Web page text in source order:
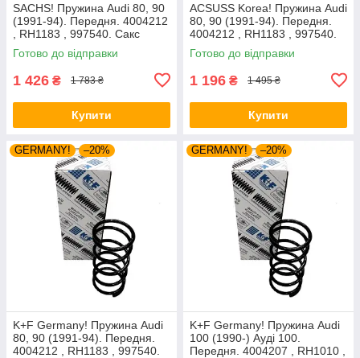
SACHS! Пружина Audi 80, 90
(1991-94). Передня. 4004212
, RH1183 , 997540. Сакс
Готово до відправки
1 426 ₴ 1 783 ₴
Купити
ACSUSS Korea! Пружина Audi
80, 90 (1991-94). Передня.
4004212 , RH1183 , 997540.
Аксусс Корея
Готово до відправки
1 196 ₴ 1 495 ₴
Купити
GERMANY! –20%
K+F Germany! Пружина Audi
80, 90 (1991-94). Передня.
4004212 , RH1183 , 997540.
GERMANY! –20%
K+F Germany! Пружина Audi
100 (1990-) Ауді 100.
Передня. 4004207 , RH1010 ,